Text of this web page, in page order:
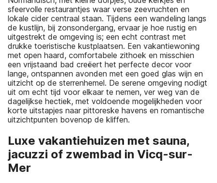
sfeervolle restaurantjes waar verse zeevruchten en
lokale cider centraal staan. Tijdens een wandeling langs
de kustlijn, bij zonsondergang, ervaar je hoe rustig en
uitgestrekt de omgeving is; een echt contrast met
drukke toeristische kustplaatsen. Een vakantiewoning
met open haard, comfortabele zithoek en misschien
een vrijstaand bad creëert het perfecte decor voor
lange, ontspannen avonden met een goed glas wijn en
uitzicht op de sterrenhemel. De serene omgeving nodigt
uit om echt tijd voor elkaar te nemen, ver weg van de
dagelijkse hectiek, met voldoende mogelijkheden voor
korte uitstapjes naar pittoreske havens en romantische
uitzichtpunten bovenop de kliffen.
Luxe vakantiehuizen met sauna,
jacuzzi of zwembad in Vicq-sur-
Mer